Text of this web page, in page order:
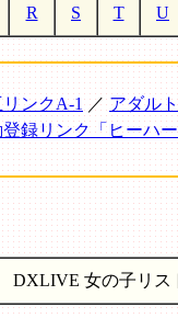
R S T U
ンクA-1 ／アダル
録リンク「ヒーハ
DXLIVE 女の子